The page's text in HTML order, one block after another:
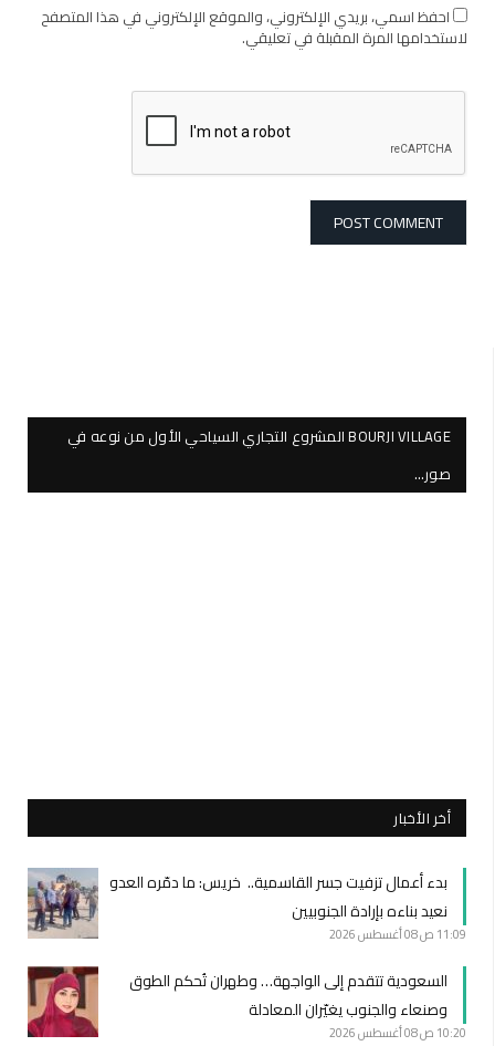
احفظ اسمي، بريدي الإلكتروني، والموقع الإلكتروني في هذا المتصفح
لاستخدامها المرة المقبلة في تعليقي.
BOURJI VILLAGE المشروع التجاري السياحي الأول من نوعه في
صور…
أخر الأخبار
بدء أعمال تزفيت جسر القاسمية.. خريس: ما دمّره العدو
نعيد بناءه بإرادة الجنوبيين
11:09 ص 08 أغسطس 2026
السعودية تتقدم إلى الواجهة… وطهران تُحكم الطوق
وصنعاء والجنوب يغيّران المعادلة
10:20 ص 08 أغسطس 2026